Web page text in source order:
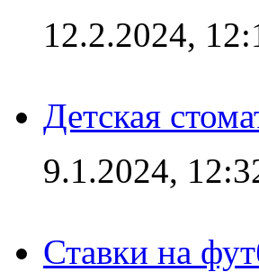
12.2.2024,
Детская
9.1.2024,
Ставки на